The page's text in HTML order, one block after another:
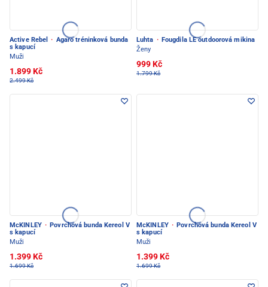
Active Rebel · Agaro tréninková bunda
s kapucí
Muži
1.899 Kč
2.499 Kč
Luhta · Fougdila LE outdoorová mikina
Ženy
999 Kč
1.799 Kč
McKINLEY · Povrchová bunda Kereol V
s kapucí
Muži
1.399 Kč
1.699 Kč
McKINLEY · Povrchová bunda Kereol V
s kapucí
Muži
1.399 Kč
1.699 Kč